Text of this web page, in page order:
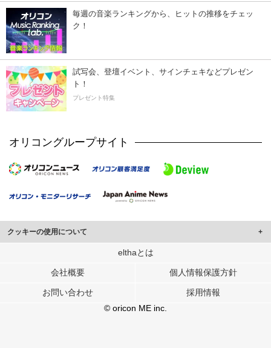
毎週の音楽ランキングから、ヒットの推移をチェッ
ク！
試写会、登壇イベント、サインチェキなどプレゼン
ト！
プレゼント特集
オリコングループサイト
クッキーの使用について
このサイトでは Cookie を使用して、ユーザーに合わせたコンテンツや広告の
行っています。
メディアや広告配信、データ解析の各パートナーに提供しています。
各パートナーは、この情報とユーザーが各パートナーに提供した他の情報や、
ユーザーが各パートナーのサービスを使用したときに収集した他の情報を組み
elthaとは
会社概要 個人情報保護方針
お問い合わせ
採用情報
© oricon ME inc.